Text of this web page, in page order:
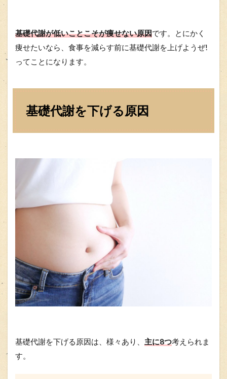
基礎代謝が低いことこそが痩せない原因です。とにかく
痩せたいなら、食事を減らす前に基礎代謝を上げようぜ!
ってことになります。
基礎代謝を下げる原因
基礎代謝を下げる原因は、様々あり、 主に8つ考えられま
す。